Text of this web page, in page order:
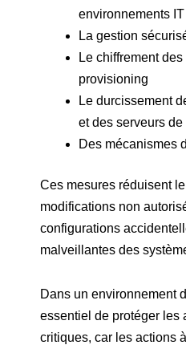
environnements
La gestion
Le chiffrement
provisioning
Le durcissement
et des serveurs
Des mécanismes
Ces mesures réduisent
modifications non
configurations
malveillantes des
Dans un environnement
essentiel de protéger les
critiques, car les actions